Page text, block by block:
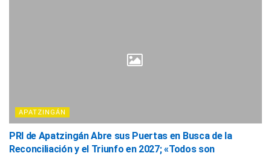
APATZINGÁN
PRI de Apatzingán Abre sus Puertas en Busca de la
Reconciliación y el Triunfo en 2027; «Todos son